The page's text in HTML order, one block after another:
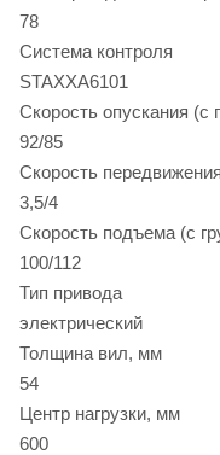
78
Система контроля
STAXXA6101
Скорость опускания (с
92/85
Скорость
3,5/4
Скорость подъема (с
100/112
Тип привода
электрический
Толщина вил, мм
54
Центр нагрузки, мм
600